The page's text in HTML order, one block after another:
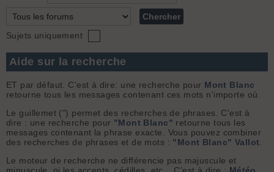
Sujets uniquement
Aide sur la recherche
ET par défaut. C'est à dire: une recherche pour Mont Blanc
retourne tous les messages contenant ces mots n'importe où.
Le guillemet (") permet des recherches de phrases. C'est à
dire : une recherche pour "Mont Blanc" retourne tous les
messages contenant la phrase exacte. Vous pouvez combiner
des recherches de phrases et de mots : "Mont Blanc" Vallot
Le moteur de recherche ne différencie pas majuscule et
minuscule, ni les accents, cédilles, etc... C'est à dire : Météo